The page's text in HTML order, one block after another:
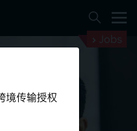
Jobs
境传输授权